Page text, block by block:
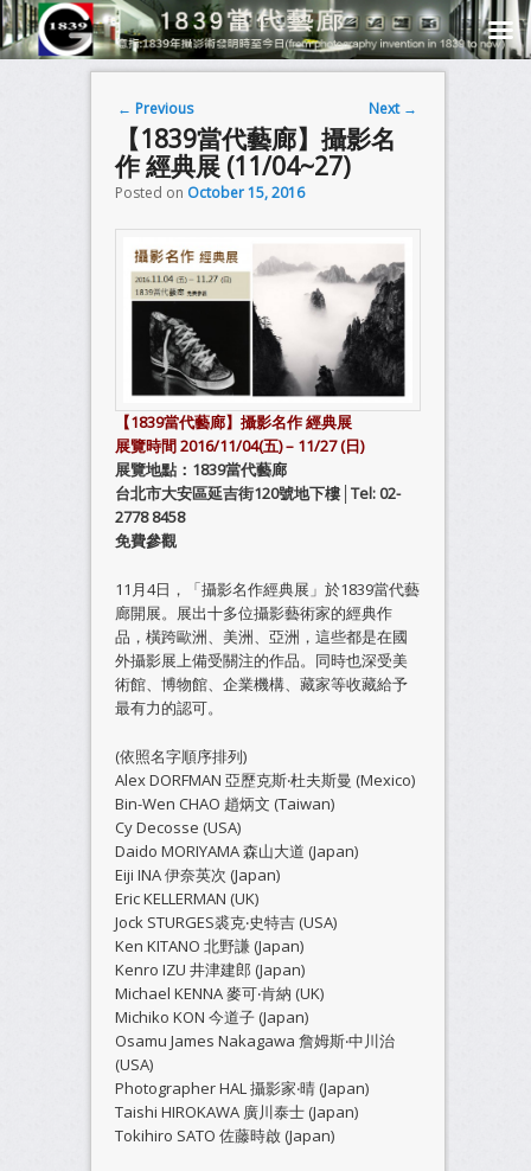
Post navigation
← Previous Next →
【1839當代藝廊】攝影名
作 經典展 (11/04~27)
Posted on October 15, 2016
【1839當代藝廊】攝影名作 經典展
展覽時間 2016/11/04(五) – 11/27 (日)
展覽地點：1839當代藝廊
台北市大安區延吉街120號地下樓│Tel: 02-
2778 8458
免費參觀
11月4日，「攝影名作經典展」於1839當代藝
廊開展。展出十多位攝影藝術家的經典作
品，橫跨歐洲、美洲、亞洲，這些都是在國
外攝影展上備受關注的作品。同時也深受美
術館、博物館、企業機構、藏家等收藏給予
最有力的認可。
(依照名字順序排列)
Alex DORFMAN 亞歷克斯‧杜夫斯曼 (Mexico)
Bin-Wen CHAO 趙炳文 (Taiwan)
Cy Decosse (USA)
Daido MORIYAMA 森山大道 (Japan)
Eiji INA 伊奈英次 (Japan)
Eric KELLERMAN (UK)
Jock STURGES裘克‧史特吉 (USA)
Ken KITANO 北野謙 (Japan)
Kenro IZU 井津建郎 (Japan)
Michael KENNA 麥可‧肯納 (UK)
Michiko KON 今道子 (Japan)
Osamu James Nakagawa 詹姆斯‧中川治
(USA)
Photographer HAL 攝影家‧晴 (Japan)
Taishi HIROKAWA 廣川泰士 (Japan)
Tokihiro SATO 佐藤時啟 (Japan)